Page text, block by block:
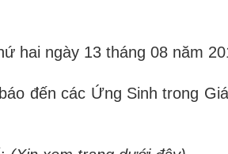
ngày 13 tháng 08 năm
đến các Ứng Sinh trong